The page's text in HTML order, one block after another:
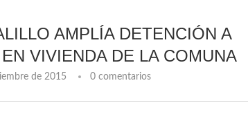
AMPLÍA DETENCIÓN A
VIVIENDA DE LA COMUNA
de 2015 0 comentarios